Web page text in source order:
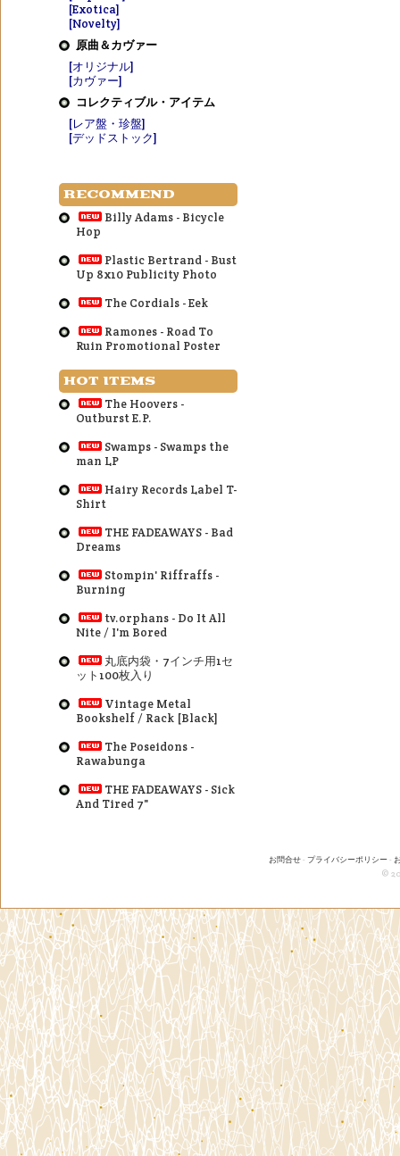
[Exotica]
[Novelty]
原曲＆カヴァー
[オリジナル]
[カヴァー]
コレクティブル・アイテム
[レア盤・珍盤]
[デッドストック]
RECOMMEND
Billy Adams - Bicycle
Hop
Plastic Bertrand - Bust
Up 8x10 Publicity Photo
The Cordials - Eek
Ramones - Road To
Ruin Promotional Poster
HOT ITEMS
The Hoovers -
Outburst E.P.
Swamps - Swamps the
man LP
Hairy Records Label T-
Shirt
THE FADEAWAYS - Bad
Dreams
Stompin' Riffraffs -
Burning
tv.orphans - Do It All
Nite / I'm Bored
丸底内袋・7インチ用1セ
ット100枚入り
Vintage Metal
Bookshelf / Rack [Black]
The Poseidons -
Rawabunga
THE FADEAWAYS - Sick
And Tired 7"
お問合せ- プライバシーポリシー-
©